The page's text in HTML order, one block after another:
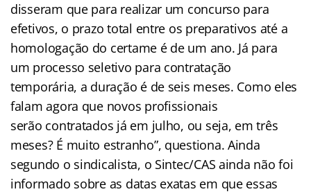
disseram que para realizar um concurso para
efetivos, o prazo total entre os preparativos até a
homologação do certame é de um ano. Já para
um processo seletivo para contratação
temporária, a duração é de seis meses. Como eles
falam agora que novos profissionais
serão contratados já em julho, ou seja, em três
meses? É muito estranho”, questiona. Ainda
segundo o sindicalista, o Sintec/CAS ainda não foi
informado sobre as datas exatas em que essas